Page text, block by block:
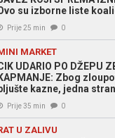
su izborne liste
Prije 25 min 0
MARKET
UDARIO PO DŽEPU
Zbog
kazne, jedna
Prije 35 min 0
U ZALIVU